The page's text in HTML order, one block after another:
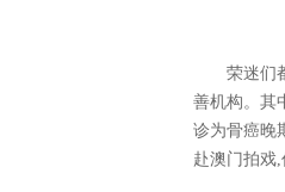
荣迷们
善机构。其
诊为骨癌晚
赴澳门拍戏